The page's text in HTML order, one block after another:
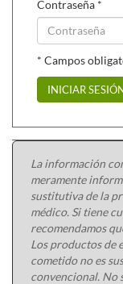
Contraseña *
* Campos
INICIAR
La información
meramente
sustitutiva de la
médico. Si tiene
recomendamos
Los productos de
cometido no es
convencional. No